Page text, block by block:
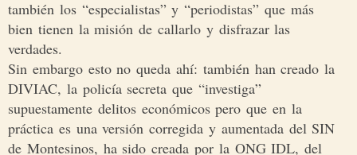
también los “especialistas” y “periodistas” que más
bien tienen la misión de callarlo y disfrazar las
verdades.
Sin embargo esto no queda ahí: también han creado la
DIVIAC, la policía secreta que “investiga”
supuestamente delitos económicos pero que en la
práctica es una versión corregida y aumentada del SIN
de Montesinos, ha sido creada por la ONG IDL, del